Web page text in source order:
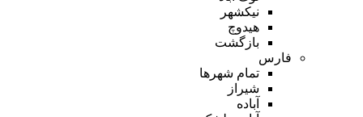
نیکشهر
هیدوچ
بازگشت
فارس
تمام شهر‌ها
شیراز
آباده